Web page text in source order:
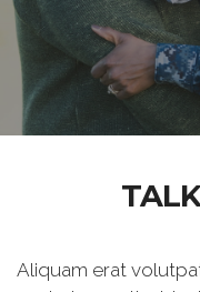
Aliquam erat